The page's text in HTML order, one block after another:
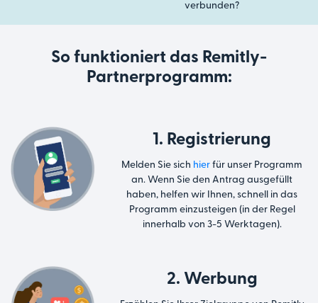
verbunden?
So funktioniert das Remitly-
Partnerprogramm:
1. Registrierung
Melden Sie sich hier für unser Programm
an. Wenn Sie den Antrag ausgefüllt
haben, helfen wir Ihnen, schnell in das
Programm einzusteigen (in der Regel
innerhalb von 3-5 Werktagen).
2. Werbung